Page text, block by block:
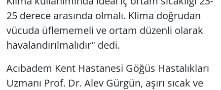
25 derece arasında olmalı. Klima doğrudan
vücuda üflememeli ve ortam düzenli olarak
havalandırılmalıdır" dedi.
Acıbadem Kent Hastanesi Göğüs Hastalıkları
Uzmanı Prof. Dr. Alev Gürgün, aşırı sıcak ve